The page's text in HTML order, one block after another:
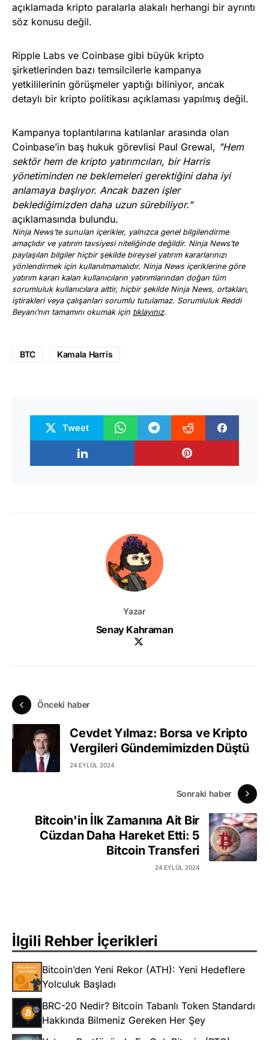
açıklamada kripto paralarla alakalı herhangi bir ayrıntı
söz konusu değil.
Ripple Labs ve Coinbase gibi büyük kripto
şirketlerinden bazı temsilcilerle kampanya
yetkililerinin görüşmeler yaptığı biliniyor, ancak
detaylı bir kripto politikası açıklaması yapılmış değil.
Kampanya toplantılarına katılanlar arasında olan
Coinbase’in baş hukuk görevlisi Paul Grewal, ”Hem
sektör hem de kripto yatırımcıları, bir Harris
yönetiminden ne beklemeleri gerektiğini daha iyi
anlamaya başlıyor. Ancak bazen işler
beklediğimizden daha uzun sürebiliyor.”
açıklamasında bulundu.
Ninja News’te sunulan içerikler, yalnızca genel bilgilendirme
amaçlıdır ve yatırım tavsiyesi niteliğinde değildir. Ninja News’te
paylaşılan bilgiler hiçbir şekilde bireysel yatırım kararlarınızı
yönlendirmek için kullanılmamalıdır. Ninja News içeriklerine göre
yatırım kararı kalan kullanıcıların yatırımlarından doğan tüm
sorumluluk kullanıcılara aittir, hiçbir şekilde Ninja News, ortakları,
iştirakleri veya çalışanları sorumlu tutulamaz. Sorumluluk Reddi
Beyanı’nın tamamını okumak için tıklayınız.
BTC Kamala Harris
Tweet
Yazar
Senay Kahraman
Önceki haber
Cevdet Yılmaz: Borsa ve Kripto
Vergileri Gündemimizden Düştü
24 EYLÜL 2024
Sonraki haber
Bitcoin'in İlk Zamanına Ait Bir
Cüzdan Daha Hareket Etti: 5
Bitcoin Transferi
24 EYLÜL 2024
İlgili Rehber İçerikleri
Bitcoin’den Yeni Rekor (ATH): Yeni Hedeflere
Yolculuk Başladı
BRC-20 Nedir? Bitcoin Tabanlı Token Standardı
Hakkında Bilmeniz Gereken Her Şey